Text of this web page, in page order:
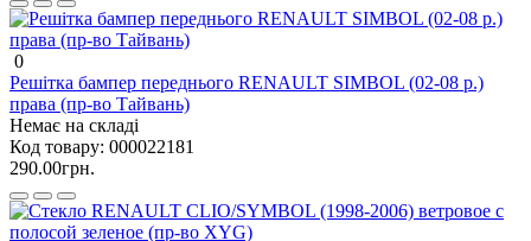
0
Решітка бампер переднього RENAULT SIMBOL (02-08 р.)
права (пр-во Тайвань)
Немає на складі
Код товару: 000022181
290.00грн.